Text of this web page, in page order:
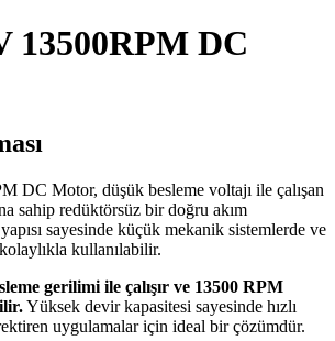
13500RPM DC
DC Motor, düşük besleme voltajı ile çalışan
sahip redüktörsüz bir doğru akım
sayesinde küçük mekanik sistemlerde ve
kullanılabilir.
gerilimi ile çalışır ve 13500 RPM
Yüksek devir kapasitesi sayesinde hızlı
uygulamalar için ideal bir çözümdür.